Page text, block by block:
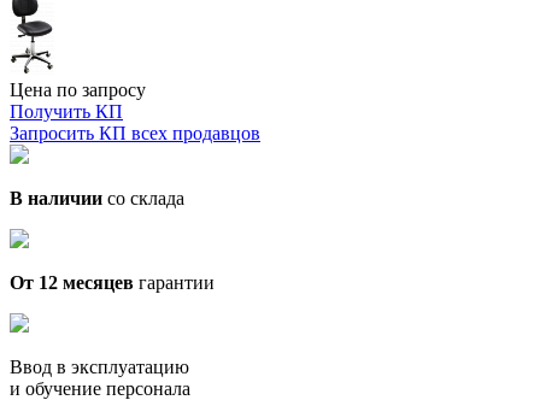
Цена по запросу
Получить КП
Запросить КП всех продавцов
В наличии со склада
От 12 месяцев гарантии
Ввод в эксплуатацию
и обучение персонала